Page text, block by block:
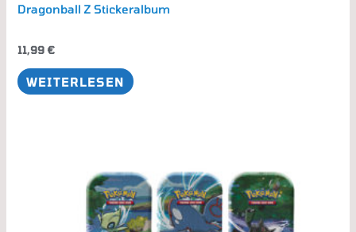
Dragonball Z Stickeralbum
11,99 €
WEITERLESEN